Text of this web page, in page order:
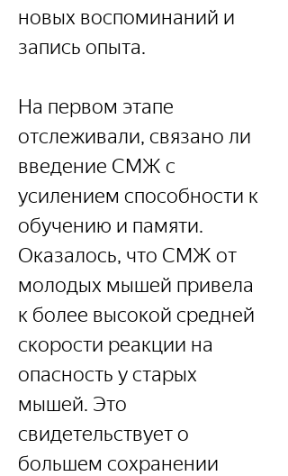
новых воспоминаний и
запись опыта.
На первом этапе
отслеживали, связано ли
введение СМЖ с
усилением способности к
обучению и памяти.
Оказалось, что СМЖ от
молодых мышей привела
к более высокой средней
скорости реакции на
опасность у старых
мышей. Это
свидетельствует о
большем сохранении